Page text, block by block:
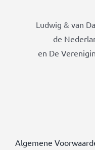
Ludwig & van
de
en De
Algemene